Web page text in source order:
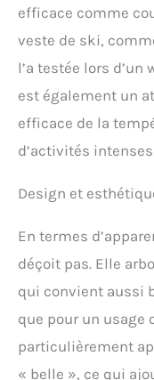
efficace comme
veste de ski,
l’a testée lors
est également un
efficace de la
d’activités
Design et
En termes
déçoit pas. Elle
qui convient aussi
que pour un usage
particulièrement
« belle », ce qui